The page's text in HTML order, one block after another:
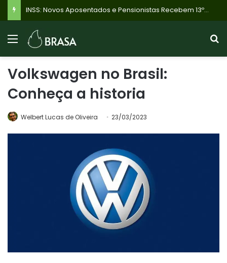
INSS: Novos Aposentados e Pensionistas Recebem 13º Salário Proporcional em Novembro de 2026; Veja o Calendário!
Volkswagen no Brasil:
Conheça a historia
Welbert Lucas de Oliveira 23/03/2023